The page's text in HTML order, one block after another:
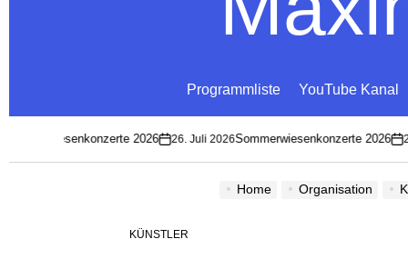
Programmliste YouTube Kanal
2026on
26. Juli 2026Sommerwiesenkonzerte 2026on
26.
Home Organisation
POSTED
KÜNSTLER